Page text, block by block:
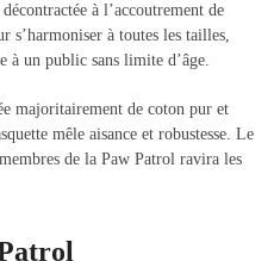
à l’accoutrement de
s’harmoniser à toutes les tailles,
à un public sans limite d’âge.
majoritairement de coton pur et
mêle aisance et robustesse. Le
de la Paw Patrol ravira les